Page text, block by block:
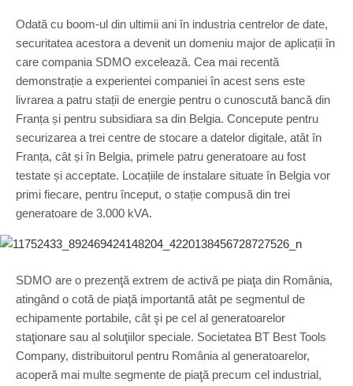
Odată cu boom-ul din ultimii ani în industria centrelor de date,
securitatea acestora a devenit un domeniu major de aplicații în
care compania SDMO excelează. Cea mai recentă
demonstrație a experientei companiei în acest sens este
livrarea a patru stații de energie pentru o cunoscută bancă din
Franța și pentru subsidiara sa din Belgia. Concepute pentru
securizarea a trei centre de stocare a datelor digitale, atât în
Franța, cât și în Belgia, primele patru generatoare au fost
testate și acceptate. Locațiile de instalare situate în Belgia vor
primi fiecare, pentru început, o stație compusă din trei
generatoare de 3.000 kVA.
SDMO are o prezenţă extrem de activă pe piaţa din România,
atingând o cotă de piaţă importantă atât pe segmentul de
echipamente portabile, cât şi pe cel al generatoarelor
staţionare sau al soluţiilor speciale. Societatea BT Best Tools
Company, distribuitorul pentru România al generatoarelor,
acoperă mai multe segmente de piaţă precum cel industrial,